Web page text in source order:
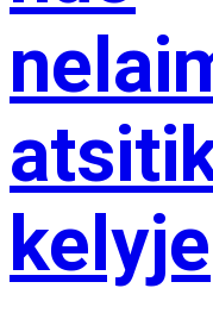
kelyje